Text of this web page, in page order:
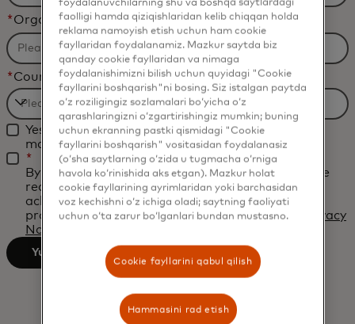
*Organization Name
*Country
Filtering
will
be
applied
after
characters.
Yes, I would like to receive future marketing
materials from Mastercard.
*
By clicking the button below, I confirm that I have
read and agree to theTerms of Use. You
acknowledge that your personal data will be
processed by Mastercard as described in the
Privacy
Notice
Yuborish
foydalanuvchilarning shu va boshqa saytlardagi
faolligi hamda qiziqishlaridan kelib chiqqan holda
reklama namoyish etish uchun ham cookie
fayllaridan foydalanamiz. Mazkur saytda biz
qanday cookie fayllaridan va nimaga
foydalanishimizni bilish uchun quyidagi "Cookie
fayllarini boshqarish"ni bosing. Siz istalgan paytda
o‘z roziligingiz sozlamalari bo‘yicha o‘z
qarashlaringizni o‘zgartirishingiz mumkin; buning
uchun ekranning pastki qismidagi "Cookie
fayllarini boshqarish" vositasidan foydalanasiz
(o‘sha saytlarning o‘zida u tugmacha o‘rniga
havola ko‘rinishida aks etgan). Mazkur holat
cookie fayllarining ayrimlaridan yoki barchasidan
voz kechishni o‘z ichiga oladi; saytning faoliyati
uchun o‘ta zarur bo‘lganlari bundan mustasno.
Cookie fayllarini qabul qilish
Hammasini rad etish